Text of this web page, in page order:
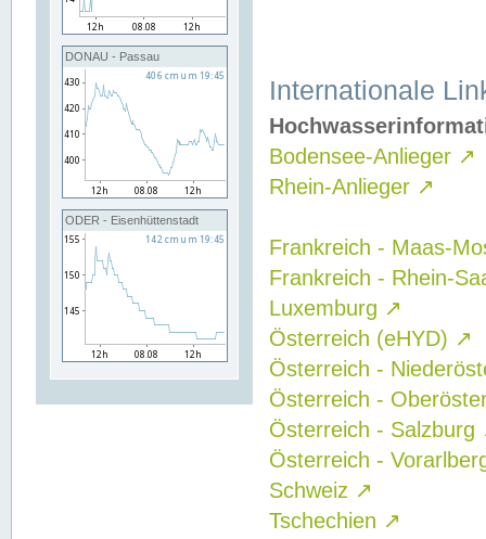
DONAU - Passau
ODER - Eisenhüttenstadt
Internationale
Bodensee-Anlieger ↗
Rhein-Anlieger ↗
Frankreich - Maas-
Frankreich - Rhein-
Luxemburg ↗
Österreich (eHYD) ↗
Österreich -
Österreich -
Österreich - Salzburg
Österreich -
Schweiz ↗
Tschechien ↗